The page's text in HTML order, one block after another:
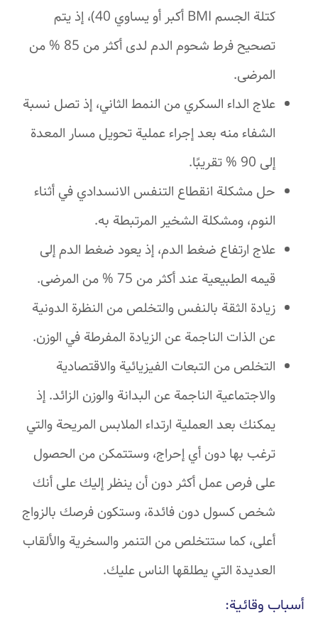
كتلة الجسم BMI أكبر أو يساوي 40)، إذ يتم
تصحيح فرط شحوم الدم لدى أكثر من 85 % من
المرضى.
علاج الداء السكري من النمط الثاني، إذ تصل نسبة
الشفاء منه بعد إجراء عملية تحويل مسار المعدة
إلى 90 % تقريبًا.
حل مشكلة انقطاع التنفس الانسدادي في أثناء
النوم، ومشكلة الشخير المرتبطة به.
علاج ارتفاع ضغط الدم، إذ يعود ضغط الدم إلى
قيمه الطبيعية عند أكثر من 75 % من المرضى.
زيادة الثقة بالنفس والتخلص من النظرة الدونية
عن الذات الناجمة عن الزيادة المفرطة في الوزن.
التخلص من التبعات الفيزيائية والاقتصادية
والاجتماعية الناجمة عن البدانة والوزن الزائد. إذ
يمكنك بعد العملية ارتداء الملابس المريحة والتي
ترغب بها دون أي إحراج، وستتمكن من الحصول
على فرص عمل أكثر دون أن ينظر إليك على أنك
شخص كسول دون فائدة، وستكون فرصك بالزواج
أعلى، كما ستتخلص من التنمر والسخرية والألقاب
العديدة التي يطلقها الناس عليك.
أسباب وقائية: